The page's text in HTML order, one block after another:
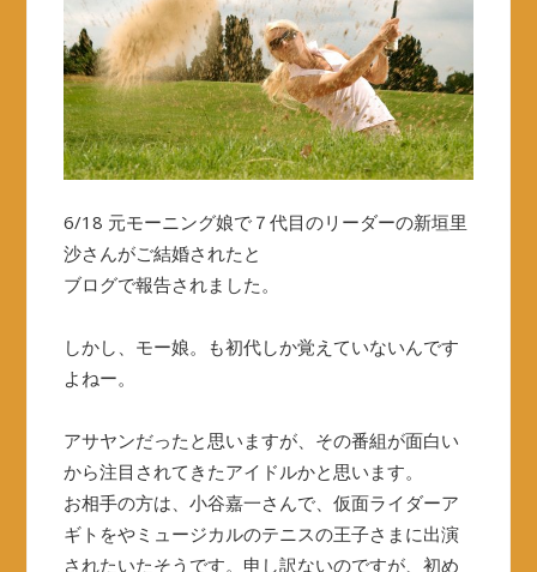
6/18 元モーニング娘で７代目のリーダーの新垣里
沙さんがご結婚されたと
ブログで報告されました。
しかし、モー娘。も初代しか覚えていないんです
よねー。
アサヤンだったと思いますが、その番組が面白い
から注目されてきたアイドルかと思います。
お相手の方は、小谷嘉一さんで、仮面ライダーア
ギトをやミュージカルのテニスの王子さまに出演
されたいたそうです。申し訳ないのですが、初め